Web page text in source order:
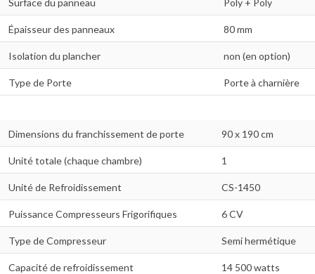
Épaisseur des panneaux 80 mm
Isolation du plancher non (en option)
Type de Porte Porte à charnière
Dimensions du franchissement de porte 90 x 190 cm
Unité totale (chaque chambre) 1
Unité de Refroidissement CS-1450
Puissance Compresseurs Frigorifiques 6 CV
Type de Compresseur Semi hermétique
Capacité de refroidissement 14 500 watts